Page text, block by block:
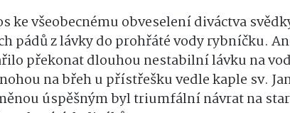
ke všeobecnému obveselení diváctva
pádů z lávky do prohřáté vody rybníčku.
překonat dlouhou nestabilní lávku na
na břeh u přístřešku vedle kaple sv.
úspěšným byl triumfální návrat na